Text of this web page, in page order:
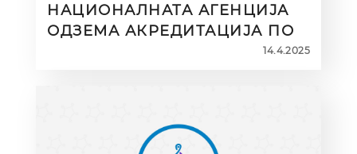
НАЦИОНАЛНАТА АГЕНЦИЈА
ОДЗЕМА АКРЕДИТАЦИЈА ПО
14.4.2025